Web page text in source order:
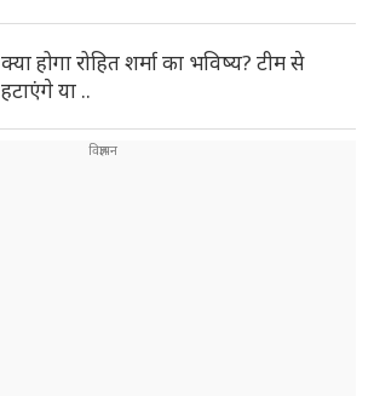
क्या होगा रोहित शर्मा का भविष्य? टीम से
हटाएंगे या ..